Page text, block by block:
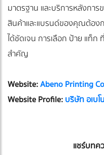
มาตรฐาน และบริการหลังการ
สินค้าและแบรนด์ของคุณต้อง
ได้ชัดเจน การเลือก ป้าย แท็
สำคัญ
Website:Abeno Printing
Website Profile:บริษัท อเบ
แชร์บทค